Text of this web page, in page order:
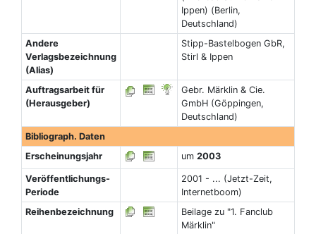
Ippen) (Berlin,
Deutschland)
Andere
Verlagsbezeichnung
(Alias)
Stipp-Bastelbogen GbR,
Stirl & Ippen
Auftragsarbeit für
(Herausgeber)
Gebr. Märklin & Cie.
GmbH (Göppingen,
Deutschland)
Bibliograph. Daten
Erscheinungsjahr
um 2003
Veröffentlichungs-
Periode
2001 - ... (Jetzt-Zeit,
Internetboom)
Reihenbezeichnung
Beilage zu "1. Fanclub
Märklin"